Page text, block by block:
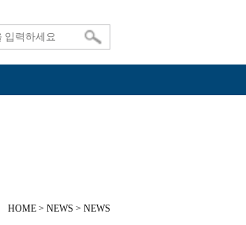
HOME > NEWS > NEWS